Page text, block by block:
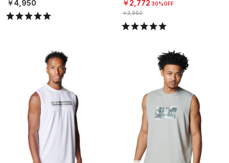
￥4,950 ￥2,772 30%OFF
￥3,960